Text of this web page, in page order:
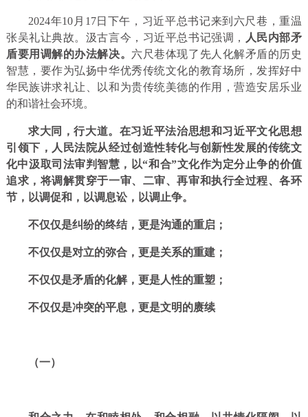
2024年10月17日下午，习近平总书记来到六尺巷，重温
张吴礼让典故。汲古言今，习近平总书记强调，
人民内部矛
盾要用调解的办法解决。 六尺巷体现了先人化解矛盾的历史
智慧，要作为弘扬中华优秀传统文化的教育场所，发挥好中
华民族讲求礼让、以和为贵传统美德的作用，营造安居乐业
的和谐社会环境。
求大同，行大道。在习近平法治思想和习近平文化思想
引领下，人民法院从经过创造性转化与创新性发展的传统文
化中汲取司法审判智慧，以“和合”文化作为定分止争的价值
追求，将调解贯穿于一审、二审、再审和执行全过程、各环
节，以调促和，以调息讼，以调止争。
不仅仅是纠纷的终结，更是沟通的重启；
不仅仅是对立的弥合，更是关系的重建；
不仅仅是矛盾的化解，更是人性的重塑；
不仅仅是冲突的平息，更是文明的赓续
（一）